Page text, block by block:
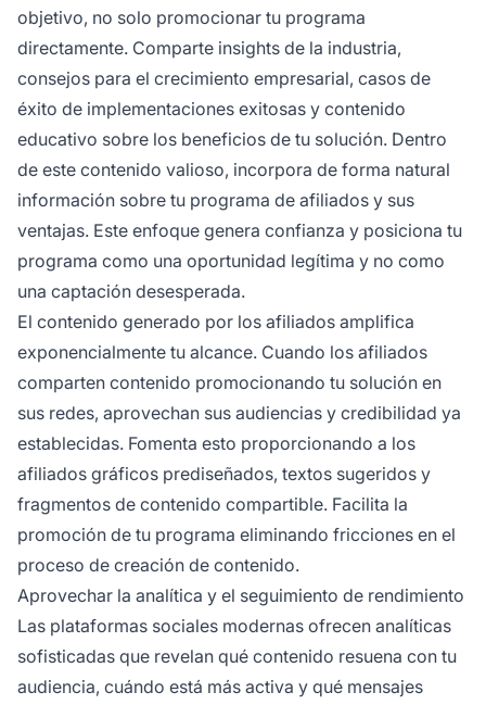
objetivo, no solo promocionar tu programa
directamente. Comparte insights de la industria,
consejos para el crecimiento empresarial, casos de
éxito de implementaciones exitosas y contenido
educativo sobre los beneficios de tu solución. Dentro
de este contenido valioso, incorpora de forma natural
información sobre tu programa de afiliados y sus
ventajas. Este enfoque genera confianza y posiciona tu
programa como una oportunidad legítima y no como
una captación desesperada.
El contenido generado por los afiliados amplifica
exponencialmente tu alcance. Cuando los afiliados
comparten contenido promocionando tu solución en
sus redes, aprovechan sus audiencias y credibilidad ya
establecidas. Fomenta esto proporcionando a los
afiliados gráficos prediseñados, textos sugeridos y
fragmentos de contenido compartible. Facilita la
promoción de tu programa eliminando fricciones en el
proceso de creación de contenido.
Aprovechar la analítica y el seguimiento de rendimiento
Las plataformas sociales modernas ofrecen analíticas
sofisticadas que revelan qué contenido resuena con tu
audiencia, cuándo está más activa y qué mensajes